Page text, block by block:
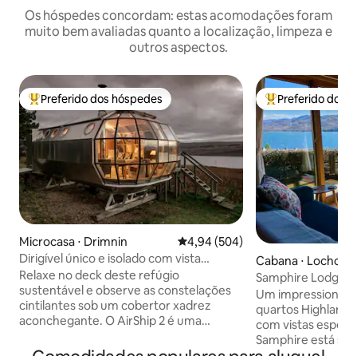
Os hóspedes concordam: estas acomodações foram
muito bem avaliadas quanto a localização, limpeza e
outros aspectos.
Entre os melhores preferidos dos hóspedes
Preferido dos hóspedes
Microcasa ⋅ Drimnin 4,94 de uma avaliação média de
4,94 (504)
Dirigível único e isolado com vista
deslumbrante das Terras Altas
Relaxe no deck deste refúgio
sustentável e observe as constelações
cintilantes sob um cobertor xadrez
aconchegante. O AirShip 2 é uma
projetada por Roderick James com vista
Entre os
Preferido dos
Cabana ⋅
Samphire Lodge
deslumbrante
Um
quartos Highland
com vistas
Samphire está